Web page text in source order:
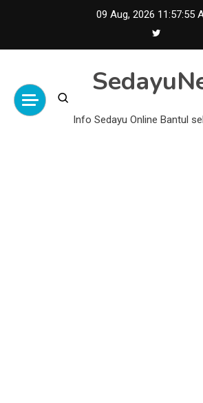
09 Aug, 2026 11:57:56
Info Sedayu Online Bantul